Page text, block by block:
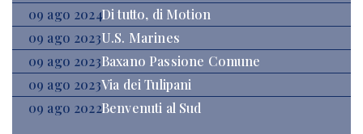
09 ago 2024Di tutto, di Motion
09 ago 2023U.S. Marines
09 ago 2023Baxano Passione Comune
09 ago 2023Via dei Tulipani
09 ago 2022Benvenuti al Sud